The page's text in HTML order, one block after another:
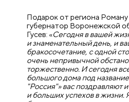
Подарок от региона Роману
губернатор Воронежской
Гусев: «Сегодня в вашей
и знаменательный день, и
бракосочетание, с одной
очень непривычной
торжественно. И сегодня
большого дома под
"Россия"» вас поздравляют
и больших успехов в жизни.